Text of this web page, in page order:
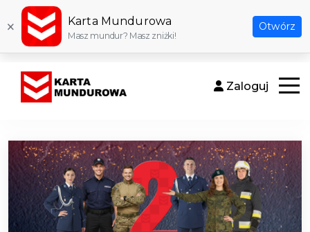
× Karta Mundurowa
Masz mundur? Masz zniżki!
Otwórz
Zaloguj